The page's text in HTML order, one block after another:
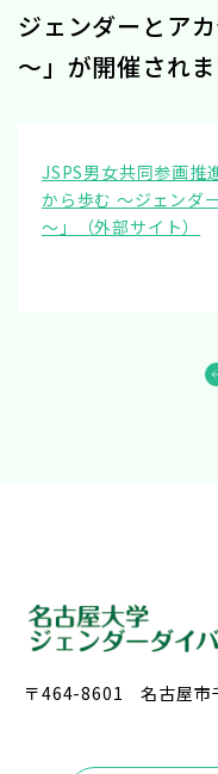
ジェンダーとア
～」が開催され
JSPS男女共同参画推
から歩む ～ジェンダ
～」（外部サイト）
〒464-8601 名古屋市